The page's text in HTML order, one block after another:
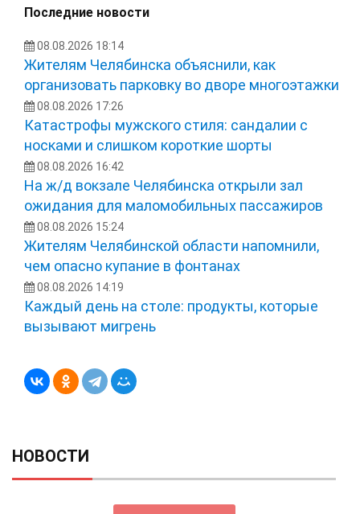
Последние новости
08.08.2026 18:14
Жителям Челябинска объяснили, как
организовать парковку во дворе многоэтажки
08.08.2026 17:26
Катастрофы мужского стиля: сандалии с
носками и слишком короткие шорты
08.08.2026 16:42
На ж/д вокзале Челябинска открыли зал
ожидания для маломобильных пассажиров
08.08.2026 15:24
Жителям Челябинской области напомнили,
чем опасно купание в фонтанах
08.08.2026 14:19
Каждый день на столе: продукты, которые
вызывают мигрень
НОВОСТИ